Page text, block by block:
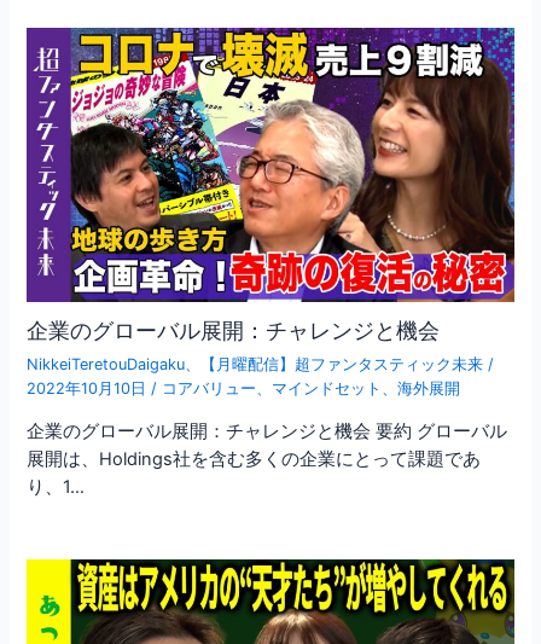
企業のグローバル展開：チャレンジと機会
NikkeiTeretouDaigaku 【月曜配信】超ファンタスティック未来 /
2022年10月10日 / コアバリュー マインドセット 、海外展開
企業のグローバル展開：チャレンジと機会 要約 グローバル
展開は、Holdings社を含む多くの企業にとって課題であ
り、1…